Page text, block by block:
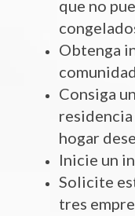
que no
Obtenga
Consiga
hogar
Inicie un
Solicite
tres